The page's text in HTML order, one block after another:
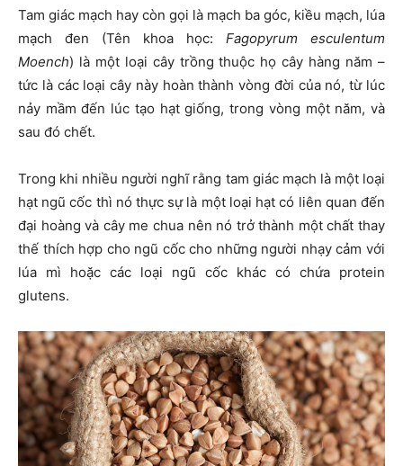
Tam giác mạch hay còn gọi là mạch ba góc, kiều mạch, lúa
mạch đen (Tên khoa học: Fagopyrum esculentum
Moench) là một loại cây trồng thuộc họ cây hàng năm –
tức là các loại cây này hoàn thành vòng đời của nó, từ lúc
nảy mầm đến lúc tạo hạt giống, trong vòng một năm, và
sau đó chết.
Trong khi nhiều người nghĩ rằng tam giác mạch là một loại
hạt ngũ cốc thì nó thực sự là một loại hạt có liên quan đến
đại hoàng và cây me chua nên nó trở thành một chất thay
thế thích hợp cho ngũ cốc cho những người nhạy cảm với
lúa mì hoặc các loại ngũ cốc khác có chứa protein
glutens.